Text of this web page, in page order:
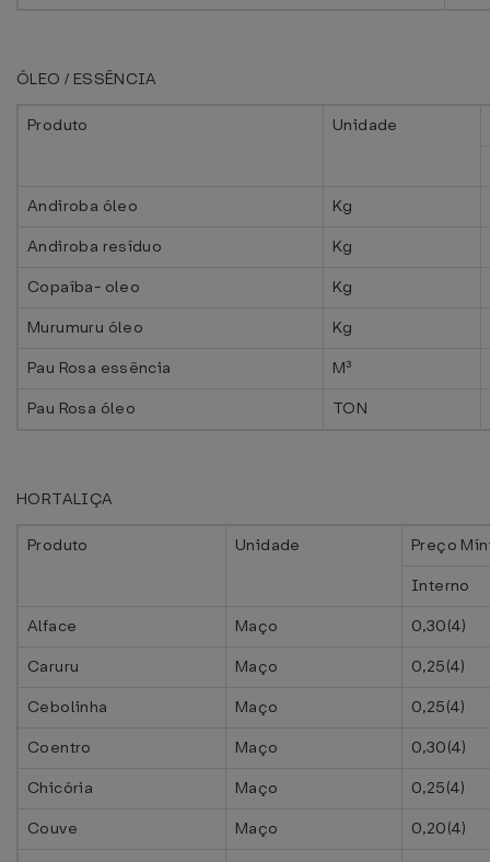
ÓLEO / ESSÊNCIA
Produto Unidade
Andiroba óleo
Kg
Andiroba resíduo
Kg
Copaíba- oleo
Kg
Murumuru óleo
Kg
Pau Rosa essência
M³
Pau Rosa óleo
TON
HORTALIÇA
Produto Unidade
Preço
Interno
Alface
Maço
0,30(4)
Caruru
Maço
0,25(4)
Cebolinha
Maço
0,25(4)
Coentro
Maço
0,30(4)
Chicória
Maço
0,25(4)
Couve
Maço
0,20(4)